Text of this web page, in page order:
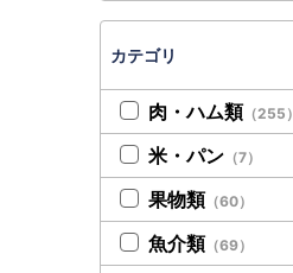
カテゴリ
肉・ハム類 （255）
米・パン （7）
果物類 （60）
魚介類 （69）